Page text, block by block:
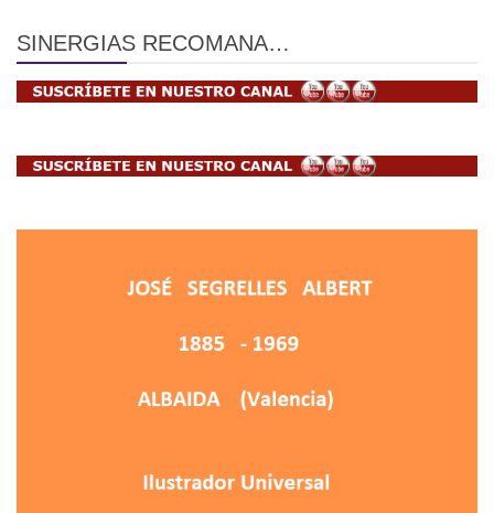
SINERGIAS RECOMANA…